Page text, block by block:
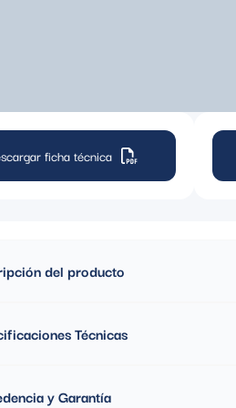
ficha técnica
del producto
DE TIMBRE 1 TECLA 10A 250V BLANCO
Técnicas
y Garantía